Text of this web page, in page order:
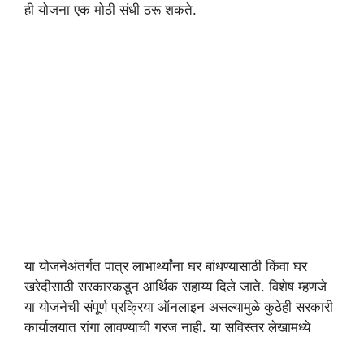
ही योजना एक मोठी संधी ठरू शकते.
या योजनेअंतर्गत पात्र लाभार्थ्यांना घर बांधण्यासाठी किंवा घर
खरेदीसाठी सरकारकडून आर्थिक सहाय्य दिले जाते. विशेष म्हणजे
या योजनेची संपूर्ण प्रक्रिया ऑनलाइन असल्यामुळे कुठेही सरकारी
कार्यालयात रांगा लावण्याची गरज नाही. या सविस्तर लेखामध्ये